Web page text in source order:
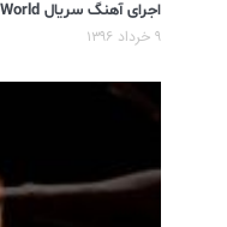
اجرای آهنگ سریال West World توسط رامین جوادی
۹ خرداد ۱۳۹۶